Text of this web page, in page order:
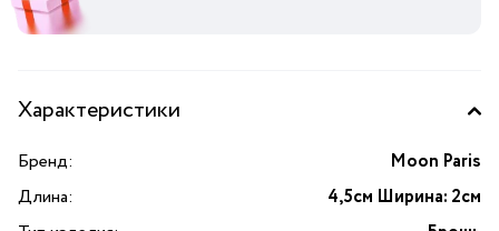
Характеристики
Бренд:
Moon Paris
Длина:
4,5см Ширина: 2см